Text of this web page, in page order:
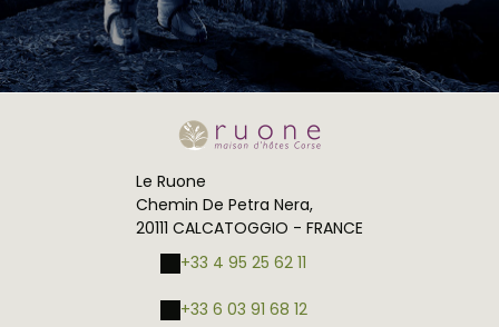
Le Ruone
Chemin De Petra Nera,
20111 CALCATOGGIO - FRANCE
+33 4 95 25 62 11
+33 6 03 91 68 12